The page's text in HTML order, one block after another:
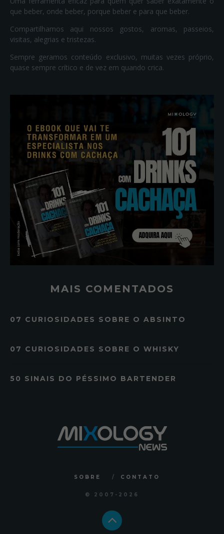
que beber, onde beber, porque beber e para que beber.
Compartilhamos aqui nossos gostos, aromas, passeios,
visitas, alegrias e tristezas.
Sempre geramos conteúdo exclusivo, muitas vezes próprio,
quase sempre crítico e de vez em quando crica.
MAIS COMENTADOS
07 CURIOSIDADES SOBRE O ABSINTO
07 CURIOSIDADES SOBRE O WHISKY
50 SINAIS DO PÉSSIMO BARTENDER
SOBRE CONTATO
© 2007 -2026